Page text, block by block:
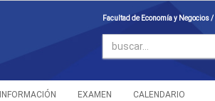
Facultad de Economía y Negocios /
INFORMACIÓN
EXAMEN
CALENDARIO